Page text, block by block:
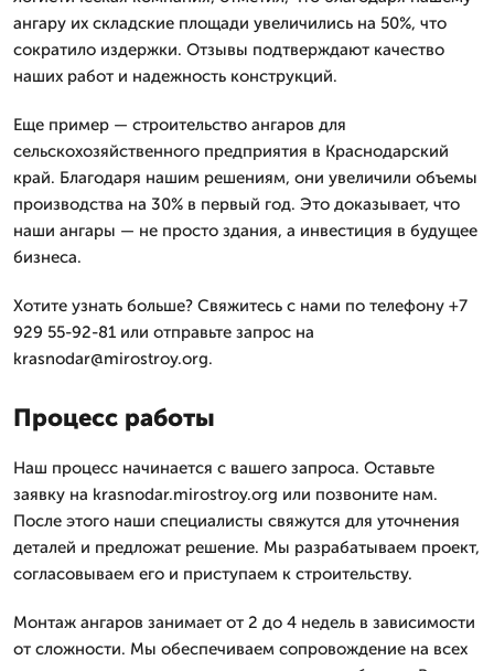
ангару их складские площади увеличились на 50%, что
сократило издержки. Отзывы подтверждают качество
наших работ и надежность конструкций.
Еще пример — строительство ангаров для
сельскохозяйственного предприятия в Краснодарский
край. Благодаря нашим решениям, они увеличили объемы
производства на 30% в первый год. Это доказывает, что
наши ангары — не просто здания, а инвестиция в будущее
бизнеса.
Хотите узнать больше? Свяжитесь с нами по телефону +7
929 55-92-81 или отправьте запрос на
krasnodar@mirostroy.org.
Процесс работы
Наш процесс начинается с вашего запроса. Оставьте
заявку на krasnodar.mirostroy.org или позвоните нам.
После этого наши специалисты свяжутся для уточнения
деталей и предложат решение. Мы разрабатываем проект,
согласовываем его и приступаем к строительству.
Монтаж ангаров занимает от 2 до 4 недель в зависимости
от сложности. Мы обеспечиваем сопровождение на всех